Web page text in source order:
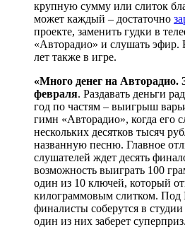
крупную сумму или слиток
может каждый – достаточно
проекте, заменить гудки в
«Авторадио» и слушать
лет также в игре.
«Много денег на Авторадио.
февраля. Раздавать деньги
год по частям – выигрыш
гимн «Авторадио», когда его
нескольких десятков тысяч
названную песню. Главное
слушателей ждет десять
возможность выиграть 100
один из 10 ключей, который
килограммовым слитком. Под
финалисты соберутся в
один из них заберет суперприз.